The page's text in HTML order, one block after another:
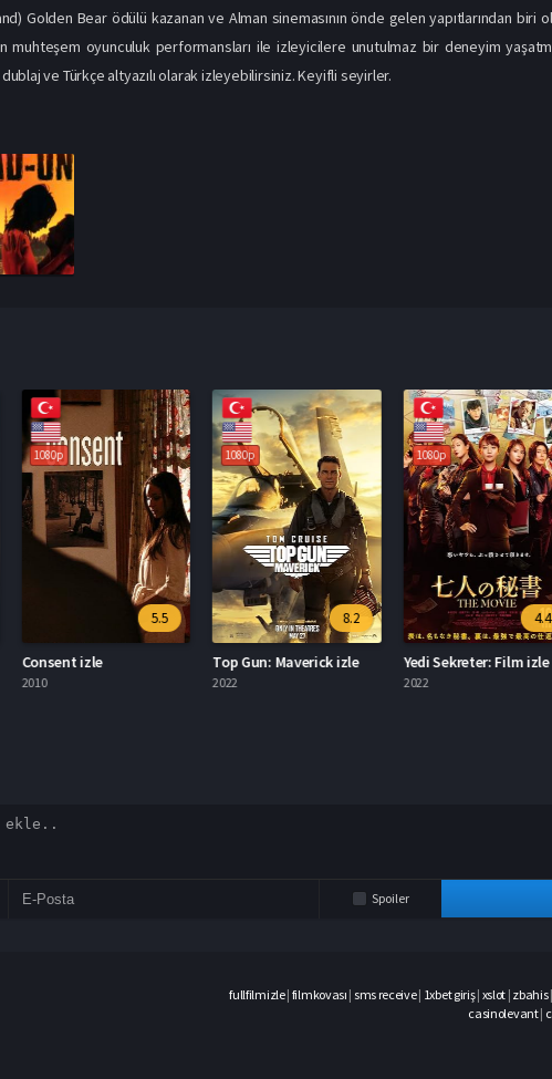
Golden Bear ödülü kazanan ve Alman sinemasının önde gelen yapıtlarından biri
muhteşem oyunculuk performansları ile izleyicilere unutulmaz bir deneyim
ve Türkçe altyazılı olarak izleyebilirsiniz. Keyifli seyirler.
1080p
izle
1080p
8.2
Top Gun: Maverick izle
1080p
4.4
Yedi Sekreter: Film izle
Spoiler
fullfilmizle| filmkovası | sms receive| 1xbet giriş| xslot | zbahis|
casinolevant|